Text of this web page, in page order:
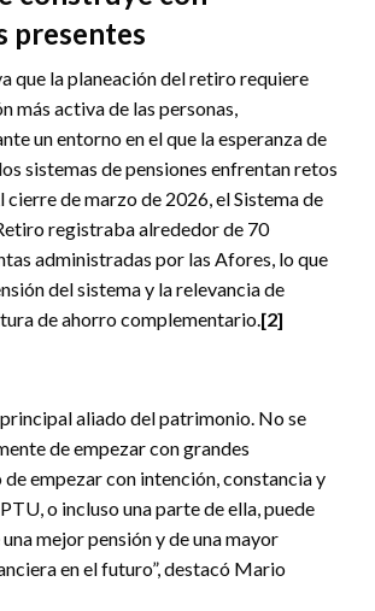
presentes
que la planeación del retiro requiere
más activa de las personas,
un entorno en el que la esperanza de
sistemas de pensiones enfrentan retos
de marzo de 2026, el Sistema de
registraba alrededor de 70
administradas por las Afores, lo que
del sistema y la relevancia de
de ahorro complementario. [2]
principal aliado del patrimonio. No se
de empezar con grandes
de empezar con intención, constancia y
o incluso una parte de ella, puede
mejor pensión y de una mayor
en el futuro”, destacó Mario